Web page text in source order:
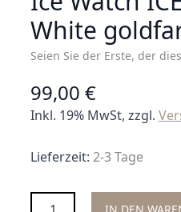
White
Seien Sie der Erste, der
99,00 €
Inkl. 19% MwSt, zzgl.
Lieferzeit: 2-3 Tage
Menge